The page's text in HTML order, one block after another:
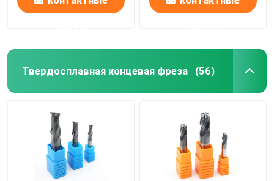
Твердосплавная концевая фреза (56)